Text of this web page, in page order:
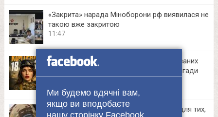
«Закрита» нарада Міноборони рф виявилася не
такою вже закритою
11:47
Стань оператором дронів та роботизованих
комплексів легендарної 36 окремої бригади
10:30
«Едельвейс» чекає. Контракт 18–24 — для тих,
Ми будемо вдячні вам,
якщо ви вподобаєте